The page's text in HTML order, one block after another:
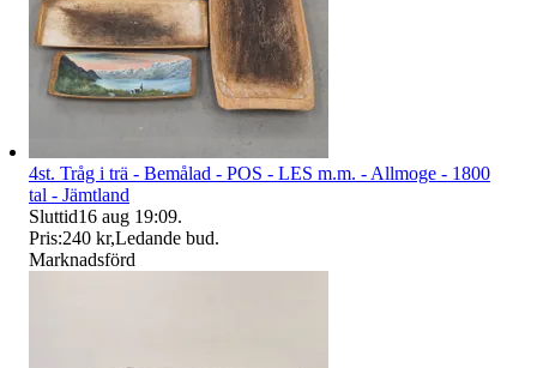
4st. Tråg i trä - Bemålad - POS - LES m.m. - Allmoge - 1800
tal - Jämtland
Sluttid16 aug 19:09.
Pris:240 kr,Ledande bud.
Marknadsförd